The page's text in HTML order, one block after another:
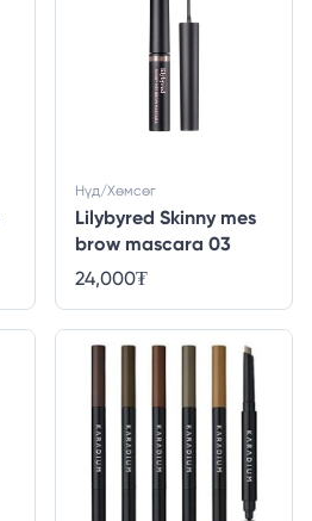
Lilybyred Skinny mes
brow mascara 03
Нүд/Хөмсөг
24,000₮